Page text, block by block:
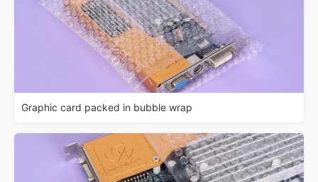
Graphic card packed in bubble wrap